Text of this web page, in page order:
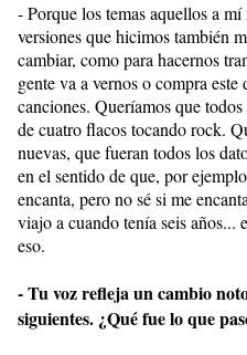
- Porque los temas aquellos a
versiones que hicimos también
cambiar, como para hacernos
gente va a vernos o compra este
canciones. Queríamos que
de cuatro flacos tocando rock.
nuevas, que fueran todos los
en el sentido de que, por
encanta, pero no sé si me
viajo a cuando tenía seis años...
eso.
- Tu voz refleja un cambio
siguientes. ¿Qué fue lo que